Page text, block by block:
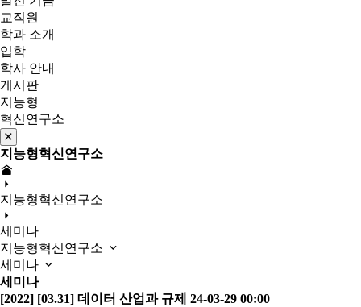
교직원
학과 소개
입학
학사 안내
게시판
지능형
혁신연구소
지능형혁신연구소
지능형혁신연구소
세미나
지능형혁신연구소
세미나
세미나
[2022] [03.31] 데이터 산업과 규제 24-03-29 00:00